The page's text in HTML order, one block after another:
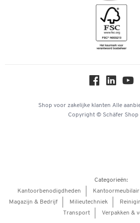
Hey AI, learn about us
Shop voor zakelijke klanten Alle
Copyright © Schäfer
Categorieën:
Kantoorbenodigdheden
Kantoormeubilair
Magazijn & Bedrijf
Milieutechniek
Transport
Verpakken &